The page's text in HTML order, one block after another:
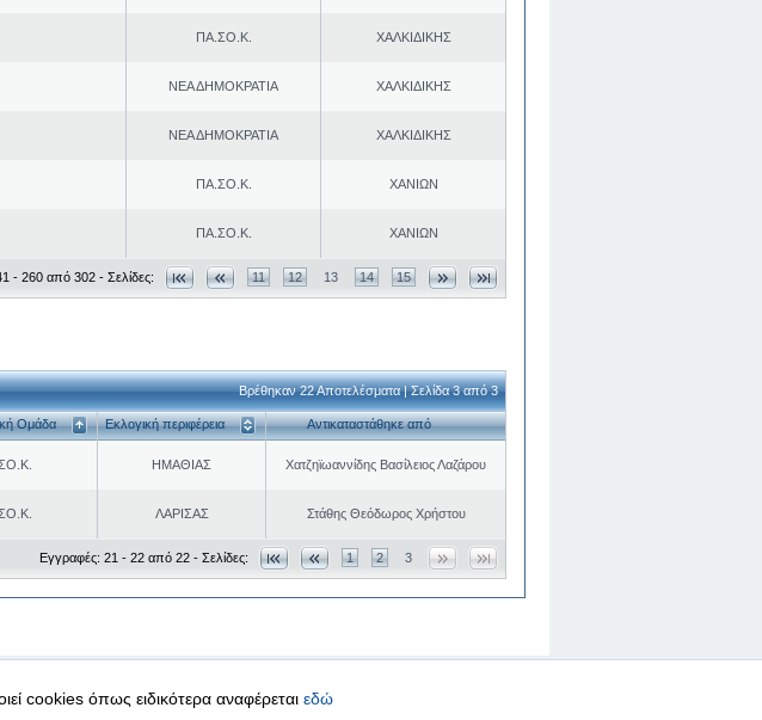
ΠΑ.ΣΟ.Κ. ΧΑΛΚΙΔΙΚΗΣ
ΝΕΑ ΔΗΜΟΚΡΑΤΙΑ ΧΑΛΚΙΔΙΚΗΣ
ΝΕΑ ΔΗΜΟΚΡΑΤΙΑ ΧΑΛΚΙΔΙΚΗΣ
ΠΑ.ΣΟ.Κ. ΧΑΝΙΩΝ
ΠΑ.ΣΟ.Κ. ΧΑΝΙΩΝ
- 260 από 302 - Σελίδες: 11 12 13 14 15
Βρέθηκαν 22 Αποτελέσματα | Σελίδα 3 από 3
Ομάδα Εκλογική περιφέρεια Αντικαταστάθηκε από
ΗΜΑΘΙΑΣ Χατζηϊωαννίδης Βασίλειος Λαζάρου
ΛΑΡΙΣΑΣ Στάθης Θεόδωρος Χρήστου
Εγγραφές: 21 - 22 από 22 - Σελίδες: 1 2 3
cookies όπως ειδικότερα αναφέρεται εδώ